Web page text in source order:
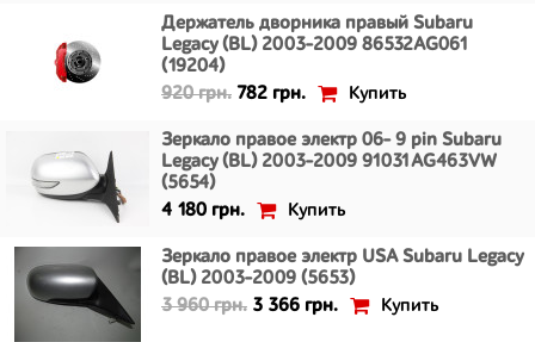
Держатель дворника правый Subaru
Legacy (BL) 2003-2009 86532AG061
(19204)
920 грн. 782 грн. Купить
Зеркало правое электр 06- 9 pin Subaru
Legacy (BL) 2003-2009 91031AG463VW
(5654)
4 180 грн.
Купить
Зеркало правое электр USA Subaru Legacy
(BL) 2003-2009 (5653)
3 960 грн. 3 366 грн. Купить